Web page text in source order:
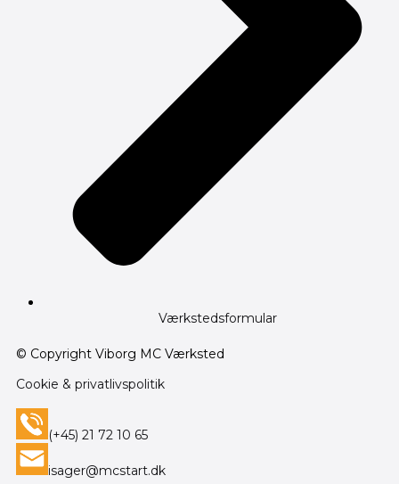
Værkstedsformular
© Copyright Viborg MC Værksted
Cookie & privatlivspolitik
(+45) 21 72 10 65
isager@mcstart.dk